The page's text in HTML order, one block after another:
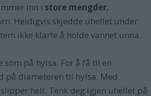
inn istore mengder.
Heldigvis skjedde uhellet under
ikke klarte å holde vannet unna.
på hylsa. For å få til en
på diameteren til hylsa. Med
helt. Tenk deg igjen uhellet på